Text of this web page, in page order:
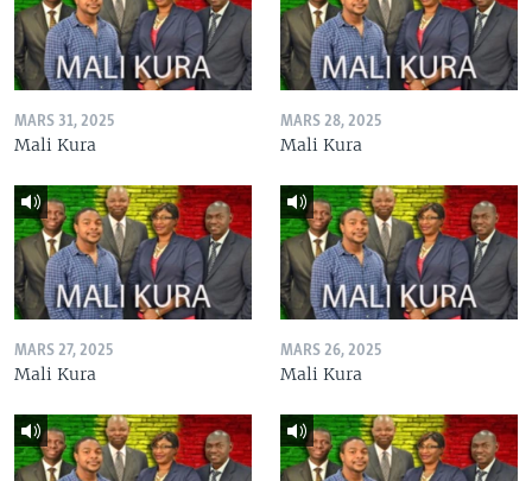
MARS 31, 2025
Mali Kura
MARS 28, 2025
Mali Kura
MARS 27, 2025
Mali Kura
MARS 26, 2025
Mali Kura